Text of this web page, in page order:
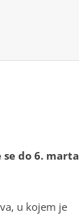
do 6. marta
u kojem je